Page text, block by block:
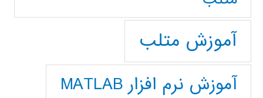
آموزش متلب
آموزش نرم افزار MATLAB